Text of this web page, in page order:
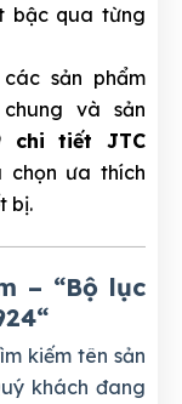
bậc qua từng
sản phẩm
và sản
chi tiết JTC
chọn ưa thích
bị.
– “Bộ lục
“
kiếm tên sản
khách đang